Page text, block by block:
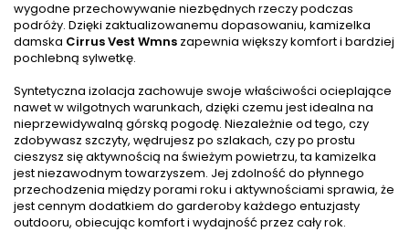
wygodne przechowywanie niezbędnych rzeczy podczas
podróży. Dzięki zaktualizowanemu dopasowaniu, kamizelka
damska Cirrus Vest Wmns zapewnia większy komfort i bardziej
pochlebną sylwetkę.
Syntetyczna izolacja zachowuje swoje właściwości ocieplające
nawet w wilgotnych warunkach, dzięki czemu jest idealna na
nieprzewidywalną górską pogodę. Niezależnie od tego, czy
zdobywasz szczyty, wędrujesz po szlakach, czy po prostu
cieszysz się aktywnością na świeżym powietrzu, ta kamizelka
jest niezawodnym towarzyszem. Jej zdolność do płynnego
przechodzenia między porami roku i aktywnościami sprawia, że
jest cennym dodatkiem do garderoby każdego entuzjasty
outdooru, obiecując komfort i wydajność przez cały rok.